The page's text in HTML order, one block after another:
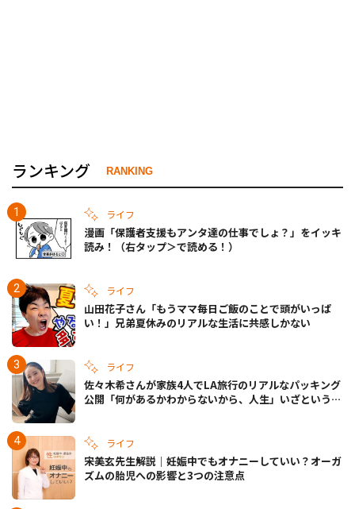
ランキング RANKING
ライフ
漫画「保護者支援もアンタ達の仕事でしょ？」をイッキ
読み！（右タップ＞で読める！）
ライフ
山田花子さん「もうママ毎日ご飯のことで頭がいっぱ
い！」兄弟夏休みのリアルな生活に共感しかない
ライフ
佐々木希さんが家族4人でLA旅行のリアルなパッキング
公開「何があるかわからないから、人生」いざというと
ライフ
宋美玄先生解説｜妊娠中でもオナニーしていい？オーガ
ズムの胎児への影響と3つの注意点